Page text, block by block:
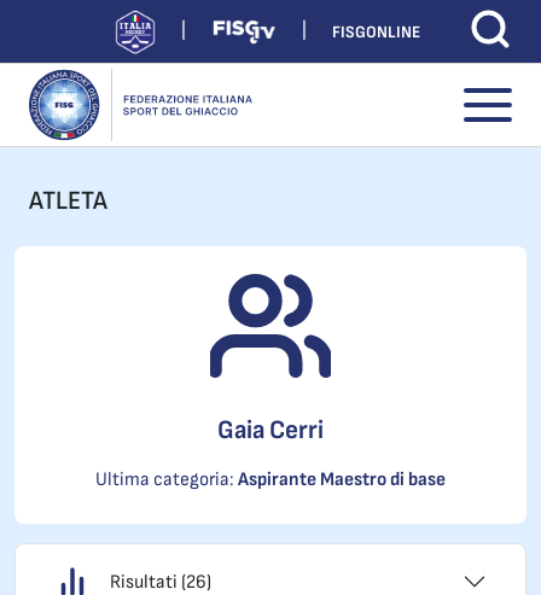
FISGONLINE
ATLETA
Gaia Cerri
Ultima categoria: Aspirante Maestro di base
Risultati (26)